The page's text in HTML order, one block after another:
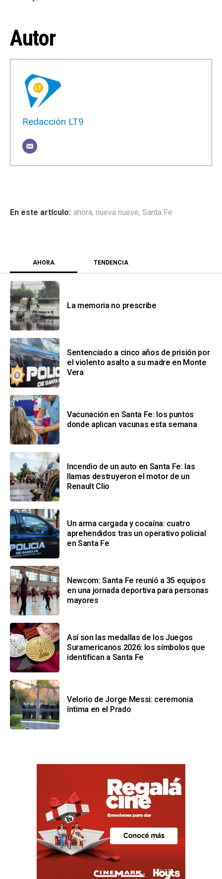
Autor
Redacción LT9
ahora, nueva nueve, Santa Fe
AHORA TENDENCIA
La memoria no prescribe
Sentenciado a cinco años de prisión por
el violento asalto a su madre en Monte
Vera
Vacunación en Santa Fe: los puntos
donde aplican vacunas esta semana
Incendio de un auto en Santa Fe: las
llamas destruyeron el motor de un
Renault Clio
Un arma cargada y cocaína: cuatro
aprehendidos tras un operativo policial
en Santa Fe
Newcom: Santa Fe reunió a 35 equipos
en una jornada deportiva para personas
mayores
Así son las medallas de los Juegos
Suramericanos 2026: los símbolos que
identifican a Santa Fe
Velorio de Jorge Messi: ceremonia
íntima en el Prado